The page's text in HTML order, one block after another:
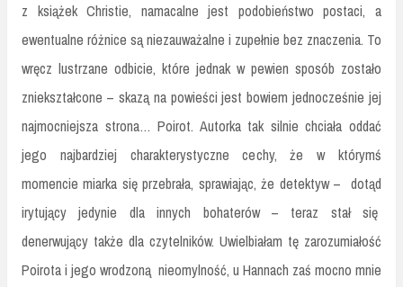
z książek Christie, namacalne jest podobieństwo postaci, a
ewentualne różnice są niezauważalne i zupełnie bez znaczenia. To
wręcz lustrzane odbicie, które jednak w pewien sposób zostało
zniekształcone – skazą na powieści jest bowiem jednocześnie jej
najmocniejsza strona… Poirot. Autorka tak silnie chciała oddać
jego najbardziej charakterystyczne cechy, że w którymś
momencie miarka się przebrała, sprawiając, że detektyw – dotąd
irytujący jedynie dla innych bohaterów – teraz stał się
denerwujący także dla czytelników. Uwielbiałam tę zarozumiałość
Poirota i jego wrodzoną nieomylność, u Hannach zaś mocno mnie